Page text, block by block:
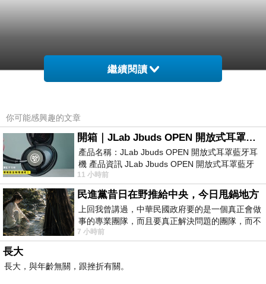
繼續閱讀
你可能感興趣的文章
開箱｜JLab Jbuds OPEN 開放式耳罩藍牙耳機 - 設計美學，輕巧、透氣、環境音全物理達成！
產品名稱：JLab Jbuds OPEN 開放式耳罩藍牙耳
機 產品資訊 JLab Jbuds OPEN 開放式耳罩藍牙
耳機評語：非常有特色，值得喜愛美型工
11 小時前
民進黨昔日在野推給中央，今日甩鍋地方
上回我曾講過，中華民國政府要的是一個真正會做
事的專業團隊，而且要真正解決問題的團隊，而不
是只會到處甩鍋的雙標團隊，最近民進黨
7 小時前
長大
長大，與年齡無關，跟挫折有關。